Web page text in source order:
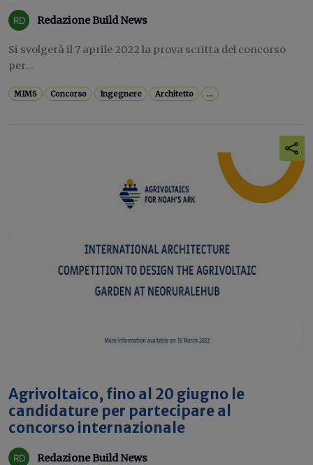
Redazione Build News
Si svolgerà il 7 aprile 2022 la prova scritta del concorso
per...
MIMS Concorso Ingegnere Architetto ...
Agrivoltaico, fino al 20 giugno le
candidature per partecipare al
concorso internazionale
Redazione Build News